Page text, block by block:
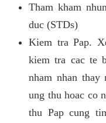
Tham kham
duc (STDs)
Kiem tra Pap.
kiem tra cac te
nham nhan
ung thu hoac co
thu Pap cung